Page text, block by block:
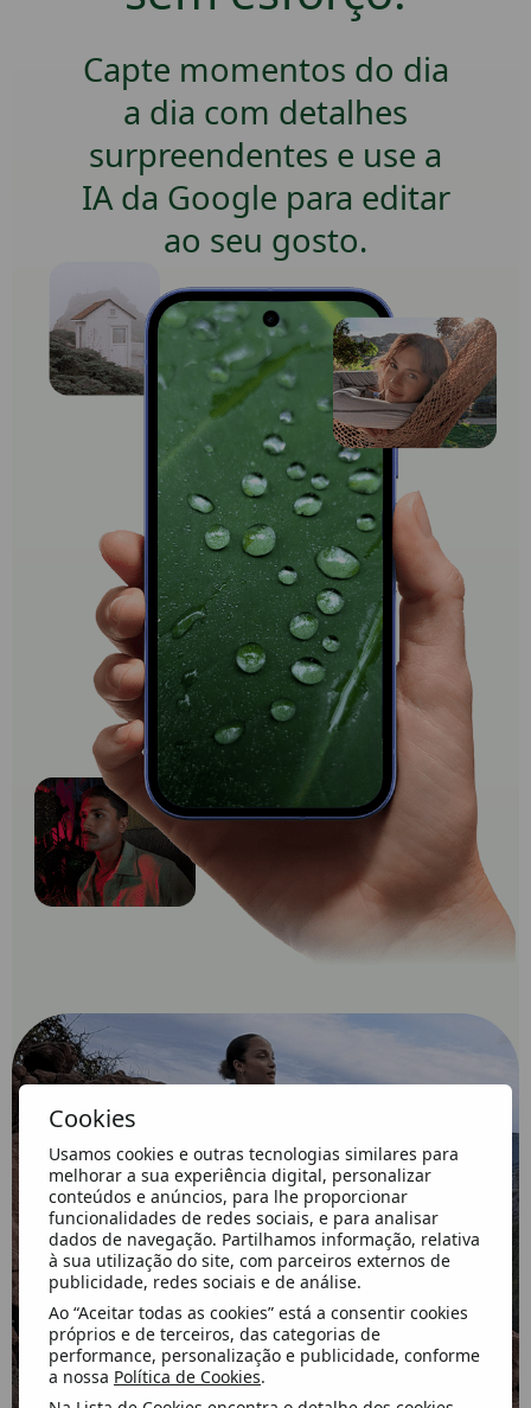
Cookies
Usamos cookies e outras tecnologias similares para
melhorar a sua experiência digital, personalizar
conteúdos e anúncios, para lhe proporcionar
funcionalidades de redes sociais, e para analisar
dados de navegação. Partilhamos informação, relativa
à sua utilização do site, com parceiros externos de
publicidade, redes sociais e de análise.
Ao “Aceitar todas as cookies” está a consentir cookies
próprios e de terceiros, das categorias de
performance, personalização e publicidade, conforme
a nossa Política de Cookies.
Capte momentos do dia
a dia com detalhes
surpreendentes e use a
IA da Google para editar
ao seu gosto.